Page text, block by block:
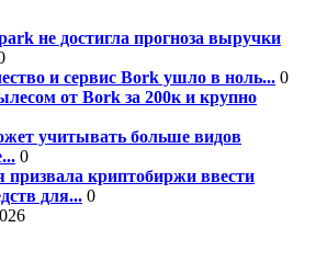
не достигла прогноза выручки
и сервис Bork ушло в ноль... 0
от Bork за 200к и крупно
учитывать больше видов
0
призвала криптобиржи ввести
для... 0